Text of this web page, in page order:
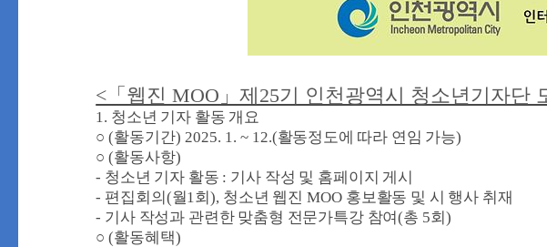
<「웹진 MOO」제25기 인천광역시 청소년기자단
1. 청소년 기자 활동 개요
○(활동기간) 2025. 1. ~ 12.(활동정도에 따라 연임 가능)
○(활동사항)
- 청소년 기자 활동 : 기사 작성 및 홈페이지 게시
- 편집회의(월1회), 청소년 웹진 MOO 홍보활동 및 시 행사 취재
- 기사 작성과 관련한 맞춤형 전문가특강 참여(총 5회)
○(활동혜택)